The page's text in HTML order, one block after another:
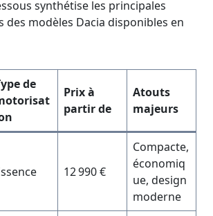
synthétise les principales
des modèles Dacia disponibles en
de
Prix à
partir de
Atouts
majeurs
12 990 €
Compacte,
économiq
ue, design
moderne